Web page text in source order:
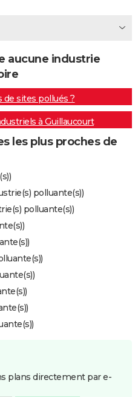
aucune industrie
de sites pollués ?
à Guillaucourt
les plus proches de
polluante(s))
polluante(s))
plans directement par e-